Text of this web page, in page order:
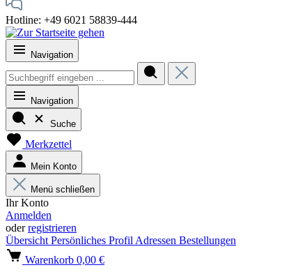
Hotline: +49 6021 58839-444
Navigation
Navigation
Suche
Merkzettel
Mein Konto
Menü schließen
Ihr Konto
Anmelden
oderregistrieren
Übersicht Persönliches Profil Adressen Bestellungen
Warenkorb 0,00 €